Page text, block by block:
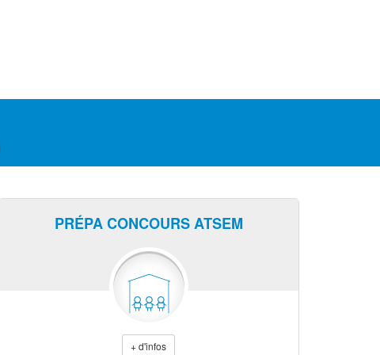
PRÉPA CONCOURS ATSEM
+ d'infos